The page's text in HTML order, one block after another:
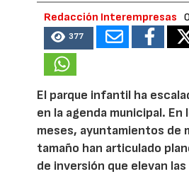
Redacción Interempresas
377
El parque infantil ha
en la agenda municipal. En
meses, ayuntamientos de
tamaño han articulado
de inversión que elevan